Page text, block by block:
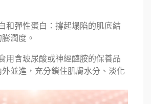
和彈性蛋白：撐起塌陷的肌底結
潤度。
用含玻尿酸或神經醯胺的保養品
並進，充分鎖住肌膚水分、淡化